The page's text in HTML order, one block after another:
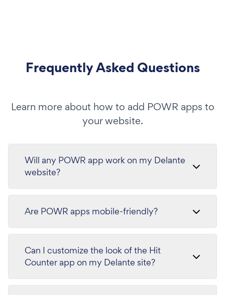
Frequently Asked Questions
Learn more about how to add POWR apps to
your website.
Will any POWR app work on my Delante
website?
Are POWR apps mobile-friendly?
Can I customize the look of the Hit
Counter app on my Delante site?